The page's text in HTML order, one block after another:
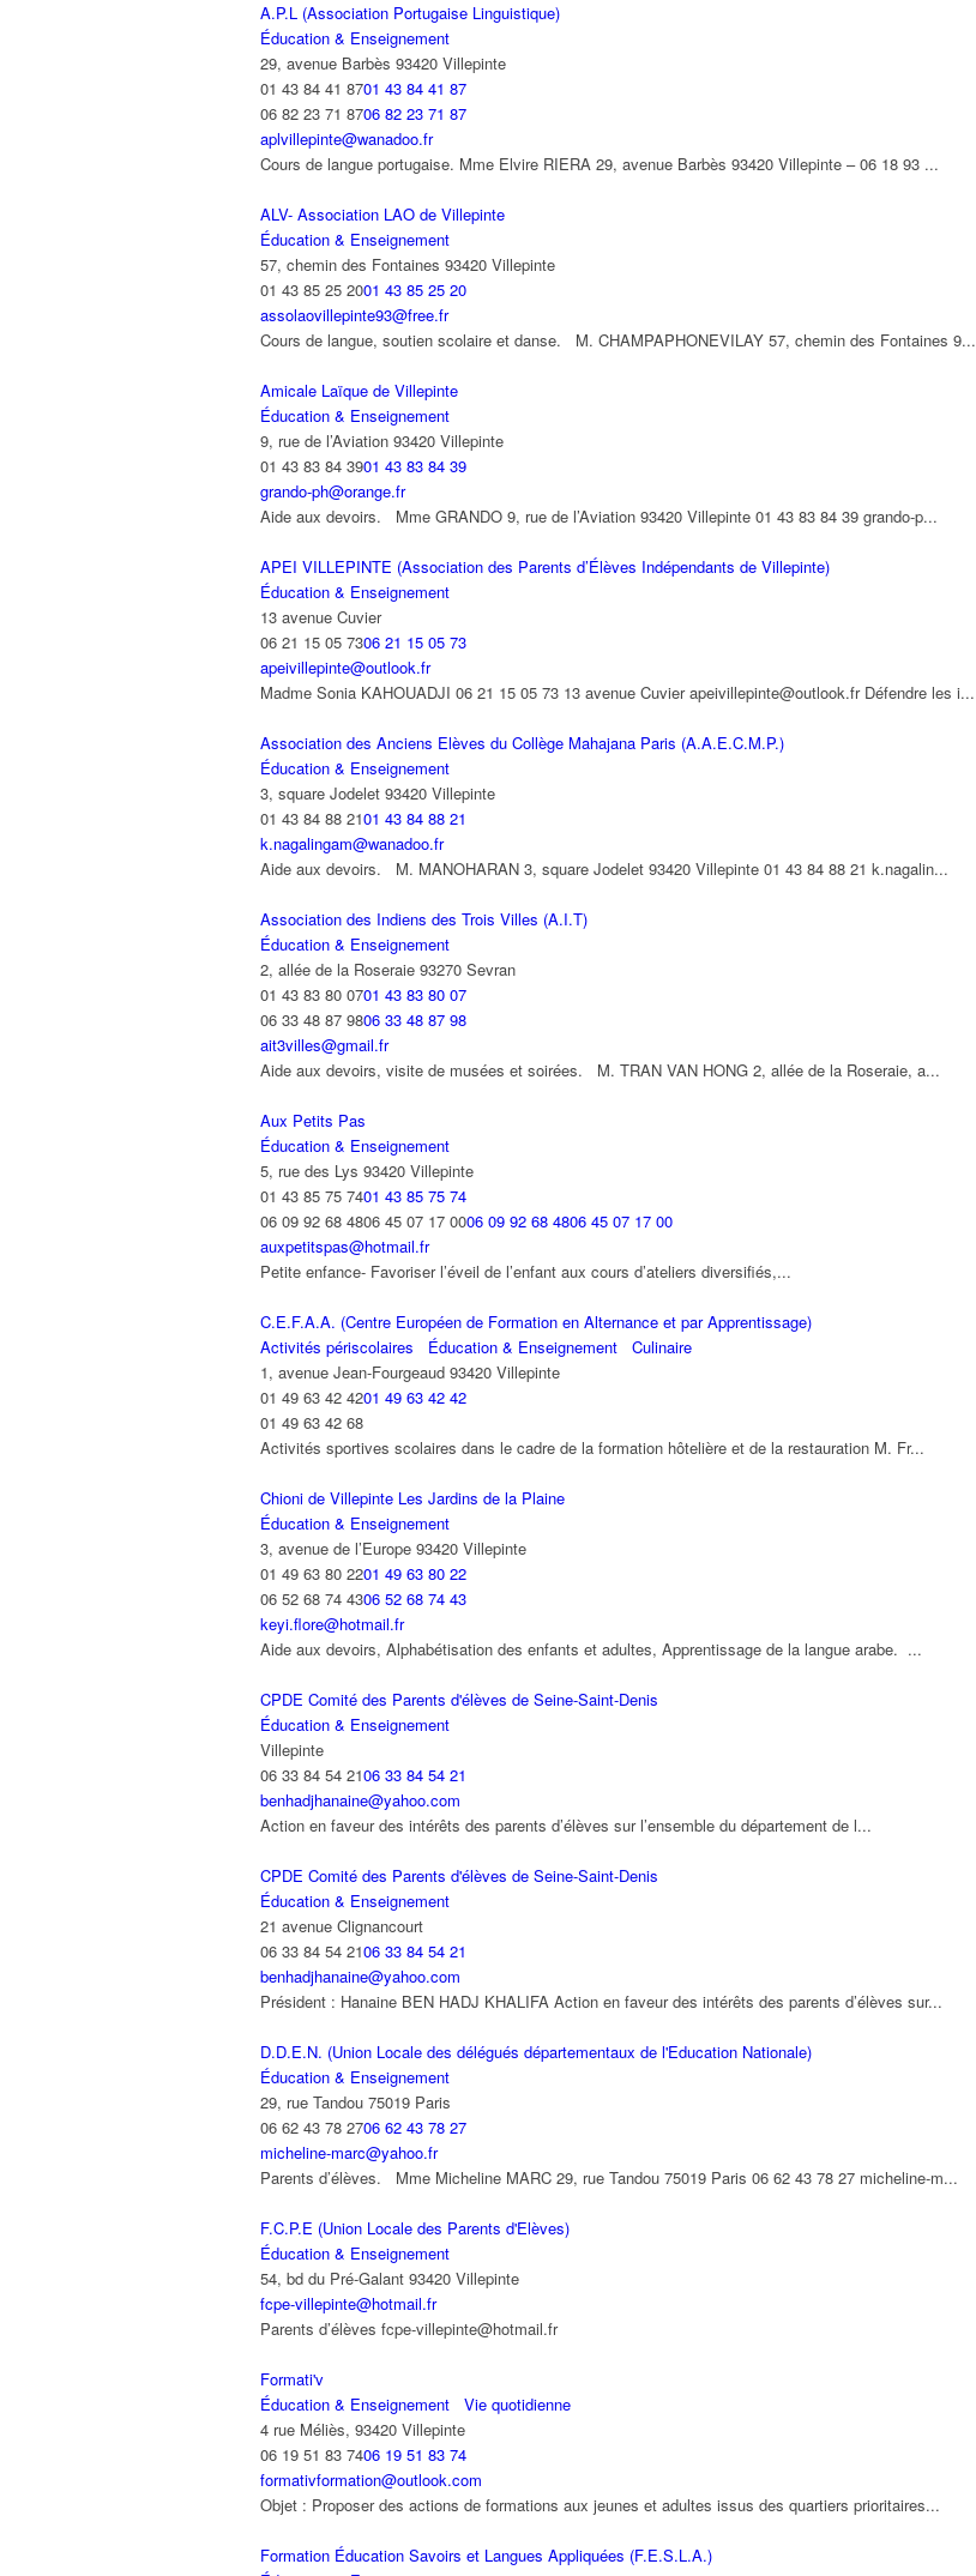
A.P.L (Association Portugaise Linguistique)
Éducation & Enseignement
29, avenue Barbès 93420 Villepinte
01 43 84 41 8701 43 84 41 87
06 82 23 71 8706 82 23 71 87
aplvillepinte@wanadoo.fr
Cours de langue portugaise. Mme Elvire RIERA 29, avenue Barbès 93420 Villepinte – 06 18 93 ...
ALV- Association LAO de Villepinte
Éducation & Enseignement
57, chemin des Fontaines 93420 Villepinte
01 43 85 25 2001 43 85 25 20
assolaovillepinte93@free.fr
Cours de langue, soutien scolaire et danse. M. CHAMPAPHONEVILAY 57, chemin des Fontaines 9...
Amicale Laïque de Villepinte
Éducation & Enseignement
9, rue de l’Aviation 93420 Villepinte
01 43 83 84 3901 43 83 84 39
grando-ph@orange.fr
Aide aux devoirs. Mme GRANDO 9, rue de l’Aviation 93420 Villepinte 01 43 83 84 39 grando-p...
APEI VILLEPINTE (Association des Parents d’Élèves Indépendants de Villepinte)
Éducation & Enseignement
13 avenue Cuvier
06 21 15 05 7306 21 15 05 73
apeivillepinte@outlook.fr
Madme Sonia KAHOUADJI 06 21 15 05 73 13 avenue Cuvier apeivillepinte@outlook.fr Défendre les i...
Association des Anciens Elèves du Collège Mahajana Paris (A.A.E.C.M.P.)
Éducation & Enseignement
3, square Jodelet 93420 Villepinte
01 43 84 88 2101 43 84 88 21
k.nagalingam@wanadoo.fr
Aide aux devoirs. M. MANOHARAN 3, square Jodelet 93420 Villepinte 01 43 84 88 21 k.nagalin...
Association des Indiens des Trois Villes (A.I.T)
Éducation & Enseignement
2, allée de la Roseraie 93270 Sevran
01 43 83 80 0701 43 83 80 07
06 33 48 87 9806 33 48 87 98
ait3villes@gmail.fr
Aide aux devoirs, visite de musées et soirées. M. TRAN VAN HONG 2, allée de la Roseraie, a...
Aux Petits Pas
Éducation & Enseignement
5, rue des Lys 93420 Villepinte
01 43 85 75 7401 43 85 75 74
06 09 92 68 4806 45 07 17 0006 09 92 68 4806 45 07 17 00
auxpetitspas@hotmail.fr
Petite enfance- Favoriser l’éveil de l’enfant aux cours d’ateliers diversifiés,...
C.E.F.A.A. (Centre Européen de Formation en Alternance et par Apprentissage)
Activités périscolaires
Éducation & Enseignement
Culinaire
1, avenue Jean-Fourgeaud 93420 Villepinte
01 49 63 42 4201 49 63 42 42
01 49 63 42 68
Activités sportives scolaires dans le cadre de la formation hôtelière et de la restauration M. Fr...
Chioni de Villepinte Les Jardins de la Plaine
Éducation & Enseignement
3, avenue de l’Europe 93420 Villepinte
01 49 63 80 2201 49 63 80 22
06 52 68 74 4306 52 68 74 43
keyi.flore@hotmail.fr
Aide aux devoirs, Alphabétisation des enfants et adultes, Apprentissage de la langue arabe. ...
CPDE Comité des Parents d'élèves de Seine-Saint-Denis
Éducation & Enseignement
Villepinte
06 33 84 54 2106 33 84 54 21
benhadjhanaine@yahoo.com
Action en faveur des intérêts des parents d’élèves sur l’ensemble du département de l...
CPDE Comité des Parents d'élèves de Seine-Saint-Denis
Éducation & Enseignement
21 avenue Clignancourt
06 33 84 54 2106 33 84 54 21
benhadjhanaine@yahoo.com
Président : Hanaine BEN HADJ KHALIFA Action en faveur des intérêts des parents d’élèves sur...
D.D.E.N. (Union Locale des délégués départementaux de l'Education Nationale)
Éducation & Enseignement
29, rue Tandou 75019 Paris
06 62 43 78 2706 62 43 78 27
micheline-marc@yahoo.fr
Parents d’élèves. Mme Micheline MARC 29, rue Tandou 75019 Paris 06 62 43 78 27 micheline-m...
F.C.P.E (Union Locale des Parents d'Elèves)
Éducation & Enseignement
54, bd du Pré-Galant 93420 Villepinte
fcpe-villepinte@hotmail.fr
Parents d’élèves fcpe-villepinte@hotmail.fr
Formati'v
Éducation & Enseignement
Vie quotidienne
4 rue Méliès, 93420 Villepinte
06 19 51 83 7406 19 51 83 74
formativformation@outlook.com
Objet : Proposer des actions de formations aux jeunes et adultes issus des quartiers prioritaires...
Formation Éducation Savoirs et Langues Appliquées (F.E.S.L.A.)